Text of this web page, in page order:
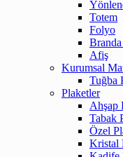
Totem
Folyo
Afiş
Kurumsal
Tuğba
Plaketler
Ahşap
Tabak
Özel
Kristal